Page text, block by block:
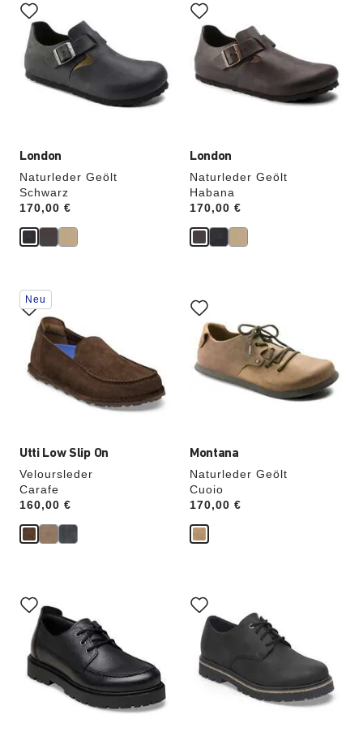
London
Naturleder Geölt
Schwarz
Price:
170,00 €
Anklicken
der
Farben
werden
die
Produktbilder
aktualisiert.
London
Naturleder Geölt
Habana
Price:
170,00 €
Anklicken
der
Farben
werden
die
Produktbilder
aktualisiert.
Utti Low Slip On
Veloursleder
Carafe
Price:
160,00 €
Durch
Anklicken
der
Farben
werden
die
Produktbilder
aktualisiert.
Neu
Montana
Naturleder Geölt
Cuoio
Price:
170,00 €
Anklicken
der
Farben
werden
die
Produktbilder
aktualisiert.
Anklicken
der
Farben
werden
die
Produktbilder
aktualisiert.
Anklicken
der
Farben
werden
die
Produktbilder
aktualisiert.